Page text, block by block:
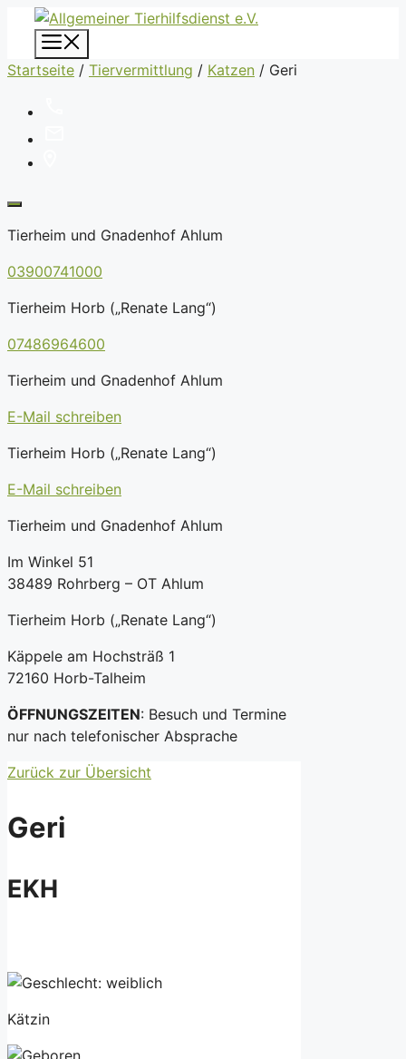
Zum
Inhalt
springen
Startseite / Tiervermittlung / Katzen / Geri
Tierheim und Gnadenhof Ahlum
03900741000
Tierheim Horb („Renate Lang“)
07486964600
Tierheim und Gnadenhof Ahlum
E-Mail schreiben
Tierheim Horb („Renate Lang“)
E-Mail schreiben
Tierheim und Gnadenhof Ahlum
Im Winkel 51
38489 Rohrberg – OT Ahlum
Tierheim Horb („Renate Lang“)
Käppele am Hochsträß 1
72160 Horb-Talheim
ÖFFNUNGSZEITEN: Besuch und Termine
nur nach telefonischer Absprache
Zurück zur Übersicht
Geri
EKH
Kätzin